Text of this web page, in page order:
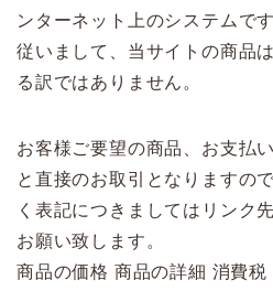
ンターネット上のシステムです
従いまして、当サイトの商品
る訳ではありません。
お客様ご要望の商品、お支払
と直接のお取引となりますの
く表記につきましてはリンク
お願い致します。
商品の価格 商品の詳細 消費